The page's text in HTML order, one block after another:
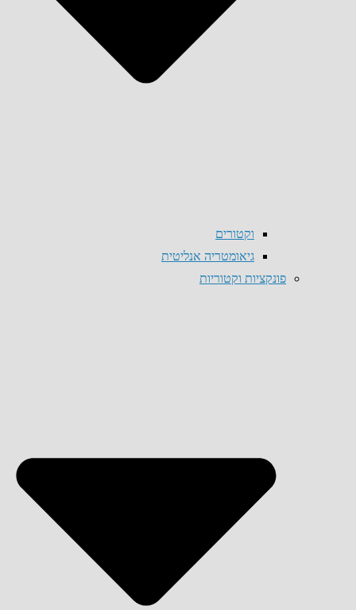
וקטורים
גיאומטריה אנליטית
פונקציות וקטוריות